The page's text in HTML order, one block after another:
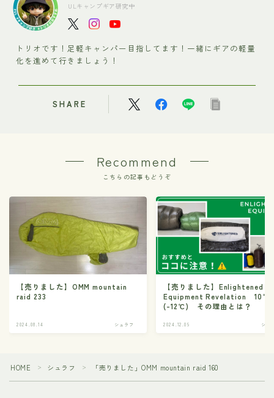
ULキャンプギア研究中
トリオです！足軽キャンパー目指してます！一緒にギアの軽量
化を進めて行きましょう！
SHARE
Recommend
こちらの記事もどうぞ
【売りました】OMM mountain
raid 233
2024.08.14 シュラフ
【売りました】Enlightened
Equipment Revelation 10℉
(-12℃) その理由とは？
2024.12.09 シュ
HOME ＞ シュラフ ＞ 「売りました」OMM mountain raid 160